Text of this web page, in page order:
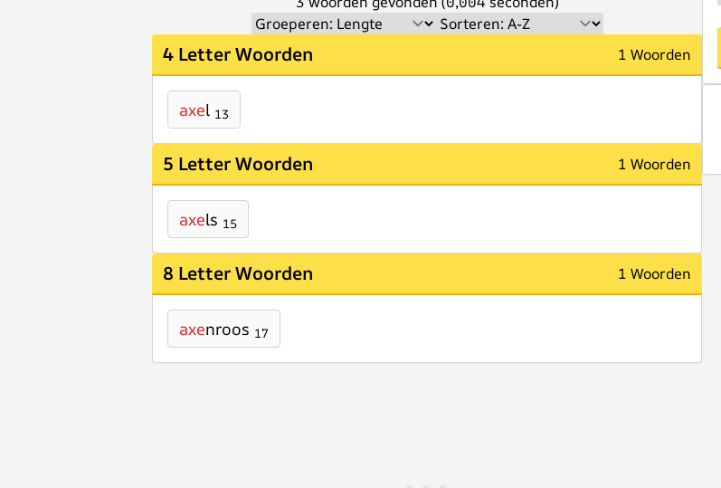
4 Letter Woorden 1 Woorden
axel 13
5 Letter Woorden 1 Woorden
axels 15
8 Letter Woorden 1 Woorden
axenroos 17